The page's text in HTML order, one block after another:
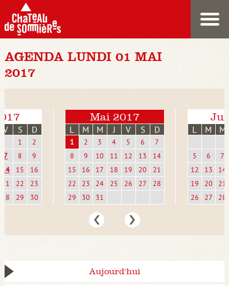
AGENDA LUNDI 01 MAI
2017
V S D
1
2
7
8
9
14
15
16
21
22
23
28
29 30
Mai 2017
L M M J V S D
1 2 3 4 5 6
7
8
9 10 11 12 13
14
15
16 17 18 19 20
21
22
23 24 25 26 27
28
29
30 31
L M M
5 6
7
12
13
14
19
20
21
26
27 28
Aujourd'hui